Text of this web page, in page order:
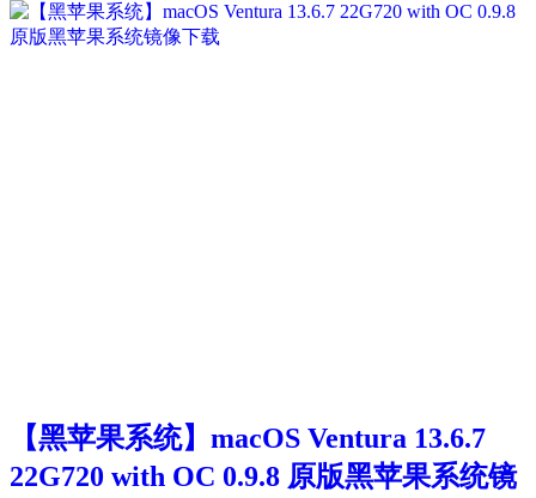
【黑苹果系统】macOS Ventura 13.6.7
22G720 with OC 0.9.8 原版黑苹果系统镜